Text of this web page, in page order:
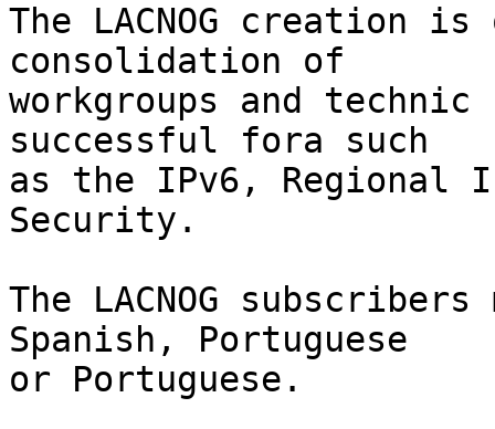
The LACNOG creation
consolidation of
workgroups and
successful fora such
as the IPv6, Regional
Security.
The LACNOG
Spanish, Portuguese
or Portuguese.